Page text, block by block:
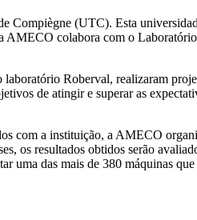
(UTC). Esta
colabora com o
Roberval, realizaram
de atingir e superar as
com a instituição, a AMECO
os resultados obtidos serão
uma das mais de 380 máquinas